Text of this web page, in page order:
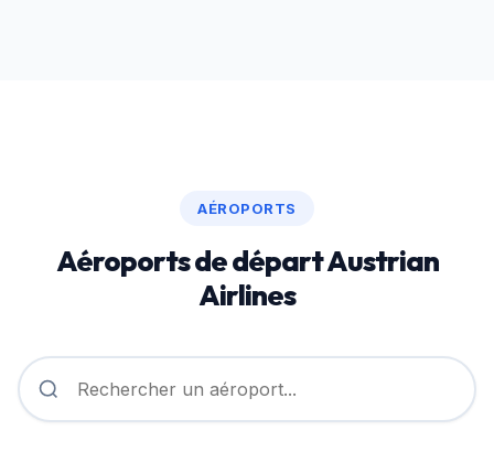
AÉROPORTS
Aéroports de départ Austrian
Airlines